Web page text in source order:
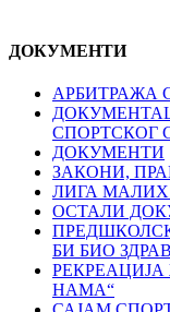
ДОКУМЕНТИ
АРБИТРАЖА
СПОРТСКОГ
ДОКУМЕНТИ
ЗАКОНИ,
ЛИГА
ОСТАЛИ
БИ БИО
РЕКРЕАЦИЈА
НАМА“